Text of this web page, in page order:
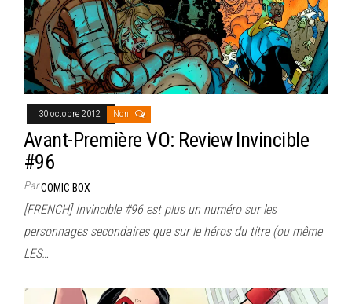
30 octobre 2012 Non
Avant-Première VO: Review Invincible
#96
ParCOMIC BOX
[FRENCH] Invincible #96 est plus un numéro sur les
personnages secondaires que sur le héros du titre (ou même
LES…